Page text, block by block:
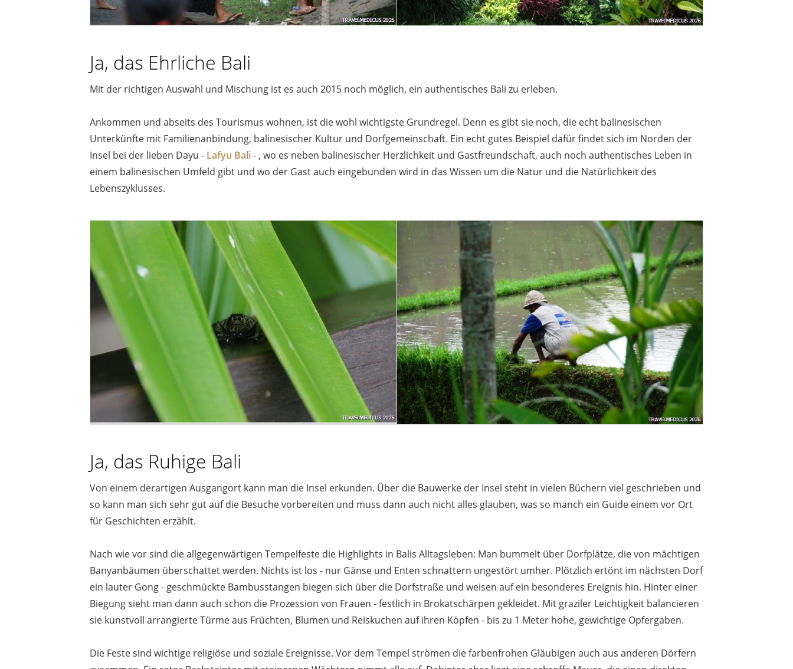
Ja, das Ehrliche Bali
Mit der richtigen Auswahl und Mischung ist es auch 2015 noch möglich, ein authentisches Bali zu erleben.
Ankommen und abseits des Tourismus wohnen, ist die wohl wichtigste Grundregel. Denn es gibt sie noch, die echt balinesischen
Unterkünfte mit Familienanbindung, balinesischer Kultur und Dorfgemeinschaft. Ein echt gutes Beispiel dafür findet sich im Norden der
Insel bei der lieben Dayu - Lafyu Bali- , wo es neben balinesischer Herzlichkeit und Gastfreundschaft, auch noch authentisches Leben in
einem balinesischen Umfeld gibt und wo der Gast auch eingebunden wird in das Wissen um die Natur und die Natürlichkeit des
Lebenszyklusses.
Ja, das Ruhige Bali
Von einem derartigen Ausgangort kann man die Insel erkunden. Über die Bauwerke der Insel steht in vielen Büchern viel geschrieben und
so kann man sich sehr gut auf die Besuche vorbereiten und muss dann auch nicht alles glauben, was so manch ein Guide einem vor Ort
für Geschichten erzählt.
Nach wie vor sind die allgegenwärtigen Tempelfeste die Highlights in Balis Alltagsleben: Man bummelt über Dorfplätze, die von mächtigen
Banyanbäumen überschattet werden. Nichts ist los - nur Gänse und Enten schnattern ungestört umher. Plötzlich ertönt im nächsten Dorf
ein lauter Gong - geschmückte Bambusstangen biegen sich über die Dorfstraße und weisen auf ein besonderes Ereignis hin. Hinter einer
Biegung sieht man dann auch schon die Prozession von Frauen - festlich in Brokatschärpen gekleidet. Mit graziler Leichtigkeit balancieren
sie kunstvoll arrangierte Türme aus Früchten, Blumen und Reiskuchen auf ihren Köpfen - bis zu 1 Meter hohe, gewichtige Opfergaben.
Die Feste sind wichtige religiöse und soziale Ereignisse. Vor dem Tempel strömen die farbenfrohen Gläubigen auch aus anderen Dörfern